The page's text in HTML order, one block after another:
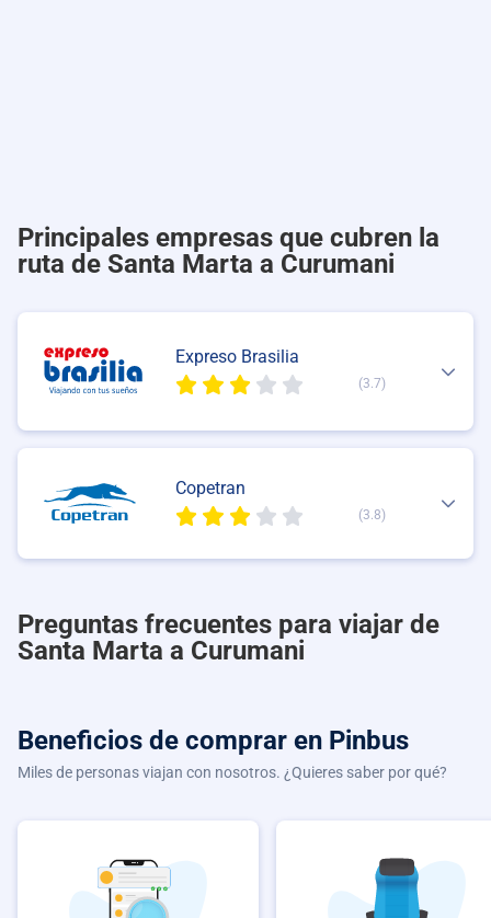
Principales empresas que cubren la
ruta de Santa Marta a Curumani
Expreso Brasilia
(3.7)
Copetran
(3.8)
Preguntas frecuentes para viajar de
Santa Marta a Curumani
Beneficios de comprar en Pinbus
Miles de personas viajan con nosotros. ¿Quieres saber por qué?